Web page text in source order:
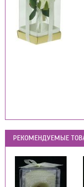
РЕКОМЕНДУЕМЫЕ